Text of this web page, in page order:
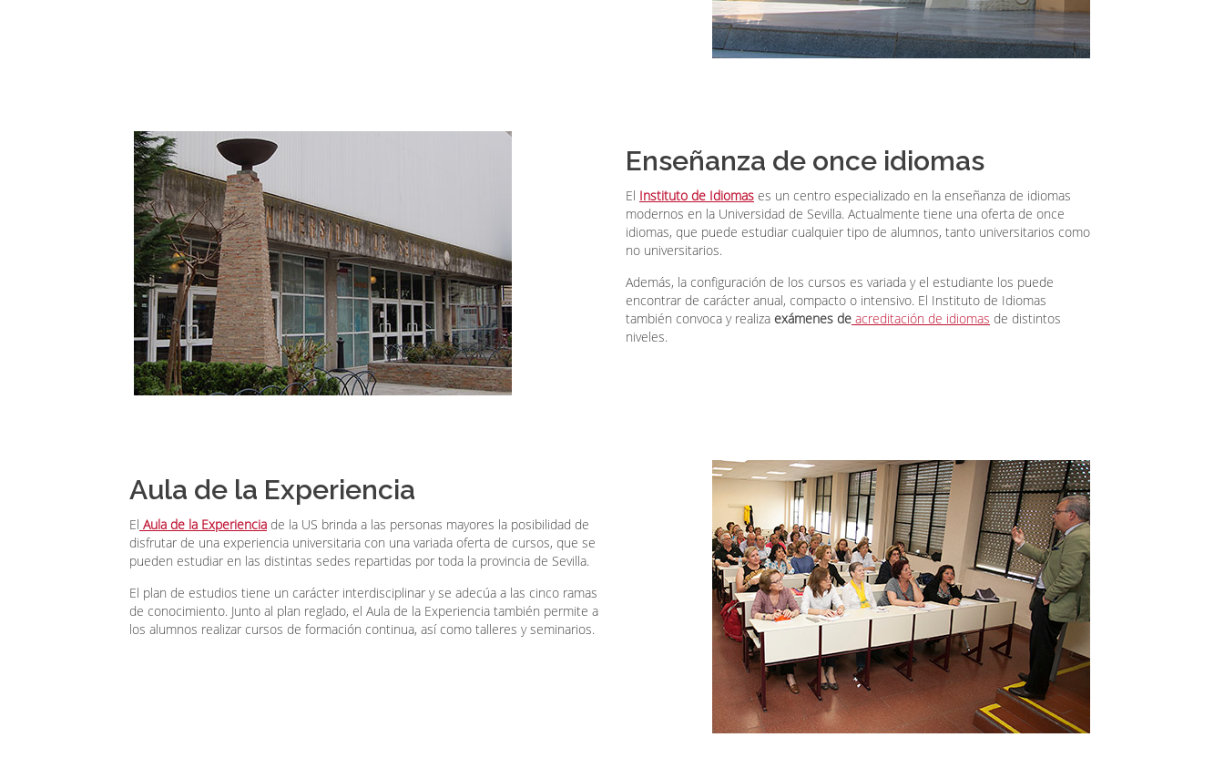
Enseñanza de once idiomas
El Instituto de Idiomas es un centro especializado en la enseñanza de idiomas
modernos en la Universidad de Sevilla. Actualmente tiene una oferta de once
idiomas, que puede estudiar cualquier tipo de alumnos, tanto universitarios como
no universitarios.
Además, la configuración de los cursos es variada y el estudiante los puede
encontrar de carácter anual, compacto o intensivo. El Instituto de Idiomas
también convoca y realiza exámenes de acreditación de idiomas de distintos
niveles.
Aula de la Experiencia
El Aula de la Experiencia de la US brinda a las personas mayores la posibilidad de
disfrutar de una experiencia universitaria con una variada oferta de cursos, que se
pueden estudiar en las distintas sedes repartidas por toda la provincia de Sevilla.
El plan de estudios tiene un carácter interdisciplinar y se adecúa a las cinco ramas
de conocimiento. Junto al plan reglado, el Aula de la Experiencia también permite a
los alumnos realizar cursos de formación continua, así como talleres y seminarios.